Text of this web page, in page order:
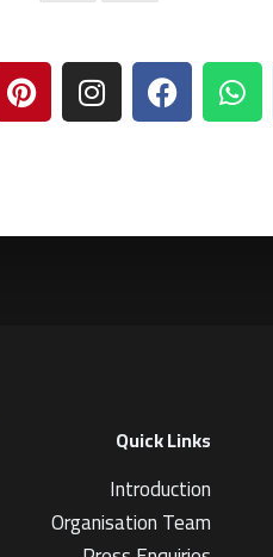
Quick Links
Introduction
Organisation Team